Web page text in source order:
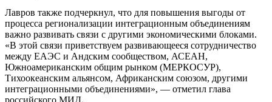
Лавров также подчеркнул, что для повышения выгоды от
процесса регионализации интеграционным объединениям
важно развивать связи с другими экономическими блоками.
«В этой связи приветствуем развивающееся сотрудничество
между ЕАЭС и Андским сообществом, АСЕАН,
Южноамериканским общим рынком (МЕРКОСУР),
Тихоокеанским альянсом, Африканским союзом, другими
интеграционными объединениями», — отметил глава
российского МИД.